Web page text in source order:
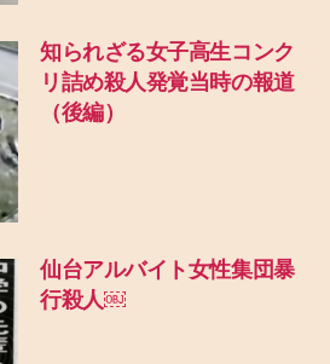
知られざる女子高生コンク
リ詰め殺人発覚当時の報道
（後編）
仙台アルバイト女性集団暴
行殺人￼